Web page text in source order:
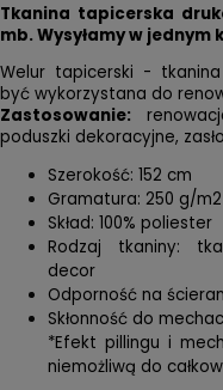
Tkanina tapicerska
mb. Wysyłamy w jednym
Welur tapicerski -
być wykorzystana do
Zastosowanie:
poduszki dekoracyjne,
Szerokość: 152 cm
Gramatura: 250 g/m2
Skład: 100% poliester
Rodzaj tkaniny:
decor
Odporność na
Skłonność do
*Efekt pillingu i
niemożliwą do